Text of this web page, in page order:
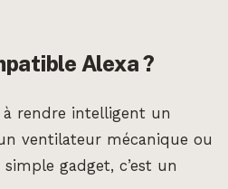
Alexa ?
à rendre intelligent un
ventilateur mécanique ou
gadget, c’est un